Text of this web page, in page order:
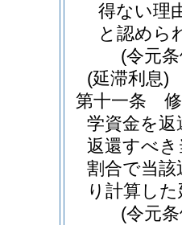
得ない理
と認めら
(令元
(延滞利息)
第十一条
学資金を
返還すべ
割合で当
り計算し
(令元